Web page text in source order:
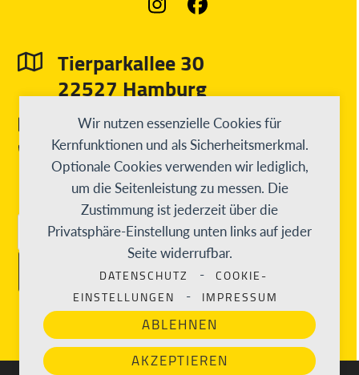
Wir nutzen essenzielle Cookies für
Kernfunktionen und als Sicherheitsmerkmal.
Optionale Cookies verwenden wir lediglich,
um die Seitenleistung zu messen. Die
Zustimmung ist jederzeit über die
Privatsphäre-Einstellung unten links auf jeder
Seite widerrufbar.
DATENSCHUTZ -
COOKIE-
EINSTELLUNGEN
- IMPRESSUM
AKZEPTIEREN
ABLEHNEN
InstagramFacebook
Tierparkallee 30
22527 Hamburg
info@diesterweg-stiftung.de
040 31 97 55 3 - 0
E-Mail-Adresse
ABONNIEREN
© 2026 Diesterweg Stiftung und starte Deine Karriere oder